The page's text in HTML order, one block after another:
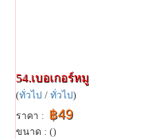
54.เบอเกอร์หมู
(ทั่วไป / ทั่วไป)
ราคา : ฿49
ขนาด : ()